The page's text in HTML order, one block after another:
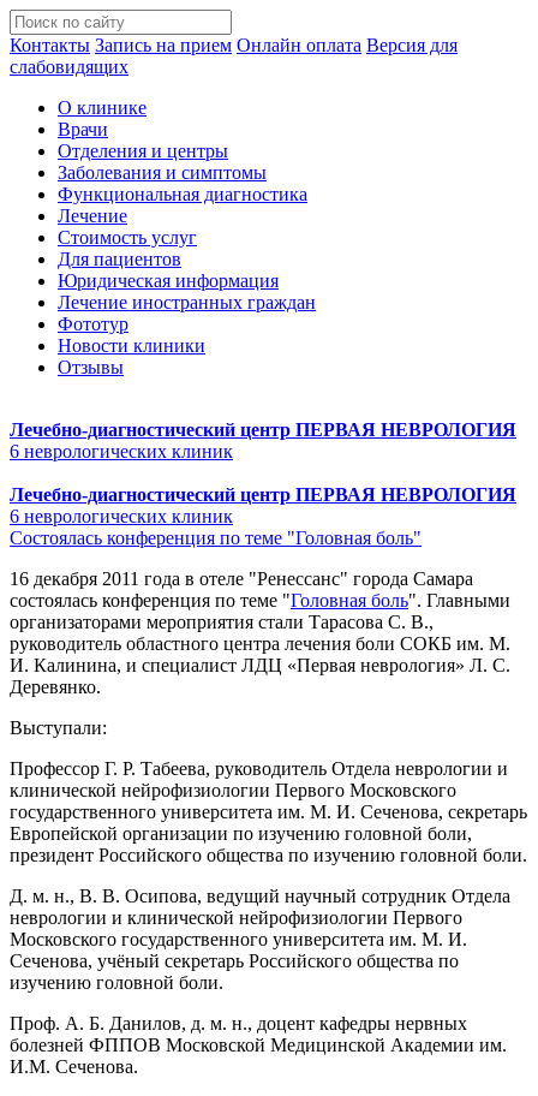
Контакты Запись на прием Онлайн оплата Версия для
слабовидящих
О клинике
Врачи
Отделения и центры
Заболевания и симптомы
Функциональная диагностика
Лечение
Стоимость услуг
Для пациентов
Юридическая информация
Лечение иностранных граждан
Фототур
Новости клиники
Отзывы
Лечебно-диагностический центр ПЕРВАЯ НЕВРОЛОГИЯ
6 неврологических клиник
Лечебно-диагностический центр ПЕРВАЯ НЕВРОЛОГИЯ
6 неврологических клиник
Состоялась конференция по теме "Головная боль"
16 декабря 2011 года в отеле "Ренессанс" города Самара
состоялась конференция по теме "Головная боль". Главными
организаторами мероприятия стали Тарасова С. В.,
руководитель областного центра лечения боли СОКБ им. М.
И. Калинина, и специалист ЛДЦ «Первая неврология» Л. С.
Деревянко.
Выступали:
Профессор Г. Р. Табеева, руководитель Отдела неврологии и
клинической нейрофизиологии Первого Московского
государственного университета им. М. И. Сеченова, секретарь
Европейской организации по изучению головной боли,
президент Российского общества по изучению головной боли.
Д. м. н., В. В. Осипова, ведущий научный сотрудник Отдела
неврологии и клинической нейрофизиологии Первого
Московского государственного университета им. М. И.
Сеченова, учёный секретарь Российского общества по
изучению головной боли.
Проф. А. Б. Данилов, д. м. н., доцент кафедры нервных
болезней ФППОВ Московской Медицинской Академии им.
И.М. Сеченова.